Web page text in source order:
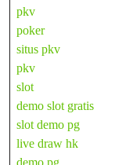
pkv
poker
situs pkv
pkv
slot
demo slot gratis
slot demo pg
live draw hk
demo pg